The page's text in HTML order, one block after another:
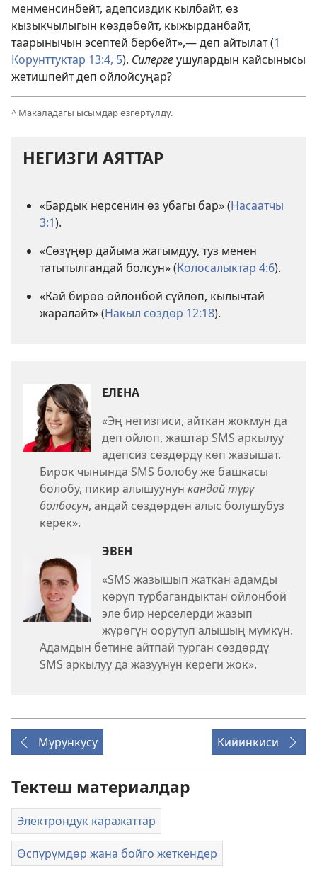
менменсинбейт, адепсиздик кылбайт, өз
кызыкчылыгын көздөбөйт, кыжырданбайт,
таарынычын эсептей бербейт»,— деп айтылат (1
Корунттуктар 13:4, 5). Силергеушулардын кайсынысы
жетишпейт деп ойлойсуңар?
^ Макаладагы ысымдар өзгөртүлдү.
НЕГИЗГИ АЯТТАР
«Бардык нерсенин өз убагы бар» (Насаатчы
3:1).
«Сөзүңөр дайыма жагымдуу, туз менен
татытылгандай болсун» (Колосалыктар 4:6).
«Кай бирөө ойлонбой сүйлөп, кылычтай
жаралайт» (Накыл сөздөр 12:18).
ЕЛЕНА
«Эң негизгиси, айткан жокмун да
деп ойлоп, жаштар SMS аркылуу
адепсиз сөздөрдү көп жазышат.
Бирок чынында SMS болобу же башкасы
болобу, пикир алышуунун кандай түрү
болбосун, андай сөздөрдөн алыс болушубуз
керек».
ЭВЕН
«SMS жазышып жаткан адамды
көрүп турбагандыктан ойлонбой
эле бир нерселерди жазып
жүрөгүн оорутуп алышың мүмкүн.
Адамдын бетине айтпай турган сөздөрдү
SMS аркылуу да жазуунун кереги жок».
Мурункусу Кийинкиси
Тектеш материалдар
Электрондук каражаттар
Өспүрүмдөр жана бойго жеткендер